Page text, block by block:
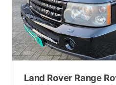
Land Rover Range